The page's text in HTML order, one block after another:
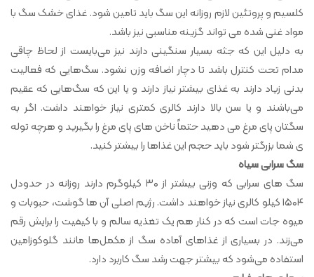
کلسیم و پروتئین لازم روزانه این سگ باید تامین شود. غذای خشک سگ با
مواد غنی شده می تواند گزینه مناسبی نیز باشد.
به دلیل این که جثه بسیار سنگینی دارند نیز می‌بایست از لحاظ چاقی
مدام تحت کنترل باشد تا دچار اضافه وزن نشود. سگ‌هایی که فعالیت
بدنی زیاد دارند به غذای بیشتر نیاز دارند و یا این که سگ‌هایی که عقیم
می‌باشند و یا سن بالا دارند کالری کمتری نیاز خواهند داشت. اگر به
سگتان پای مرغ می دهید حتماً ناخن های پای مرغ را بگیرید و هرچه توله
ی شما بزرگتر شود باید حجم این غذاها را بیشتر کنید.
سگ سرابی سیاه
سگ های سرابی که وزنی بیشتر از ۳۰ کیلوگرم دارند روزانه در حدودل
۱۵۰۴ کیلو کالری نیاز خواهند داشت. رژیم اصلی آن ها گوشت، حبوبات و
میوه جات است که در کنار هم یک تغذیه سالم و با کیفیت را برایش رقم
می‌زند. در بسیاری از غذاهای آماده سگ از مکمل‌ها مانند گلوکوزامین
استفاده می‌شود که بیشتر جهت رشد سگ کاربرد دارد.